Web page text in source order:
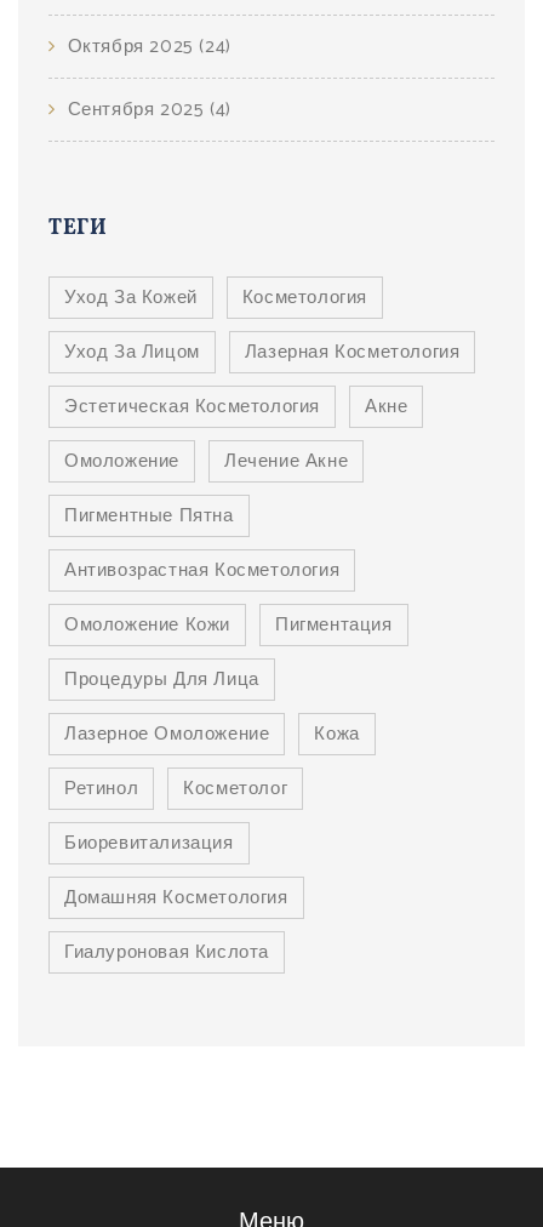
Октября 2025 (24)
Сентября 2025 (4)
ТЕГИ
Уход За Кожей
Косметология
Уход За Лицом
Лазерная Косметология
Эстетическая Косметология
Акне
Омоложение
Лечение Акне
Пигментные Пятна
Антивозрастная Косметология
Омоложение Кожи
Пигментация
Процедуры Для Лица
Лазерное Омоложение
Кожа
Ретинол
Косметолог
Биоревитализация
Домашняя Косметология
Гиалуроновая Кислота